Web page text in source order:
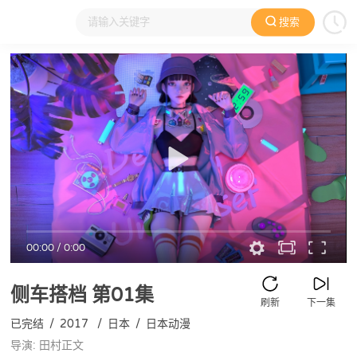
搜索
大家在看 日本动漫 国产动漫 欧美动漫 动漫电影
00:00/0:00
侧车搭档 第01集 下一集
刷新
已完结 / 2017 / 日本 / 日本动漫
导演: 田村正文